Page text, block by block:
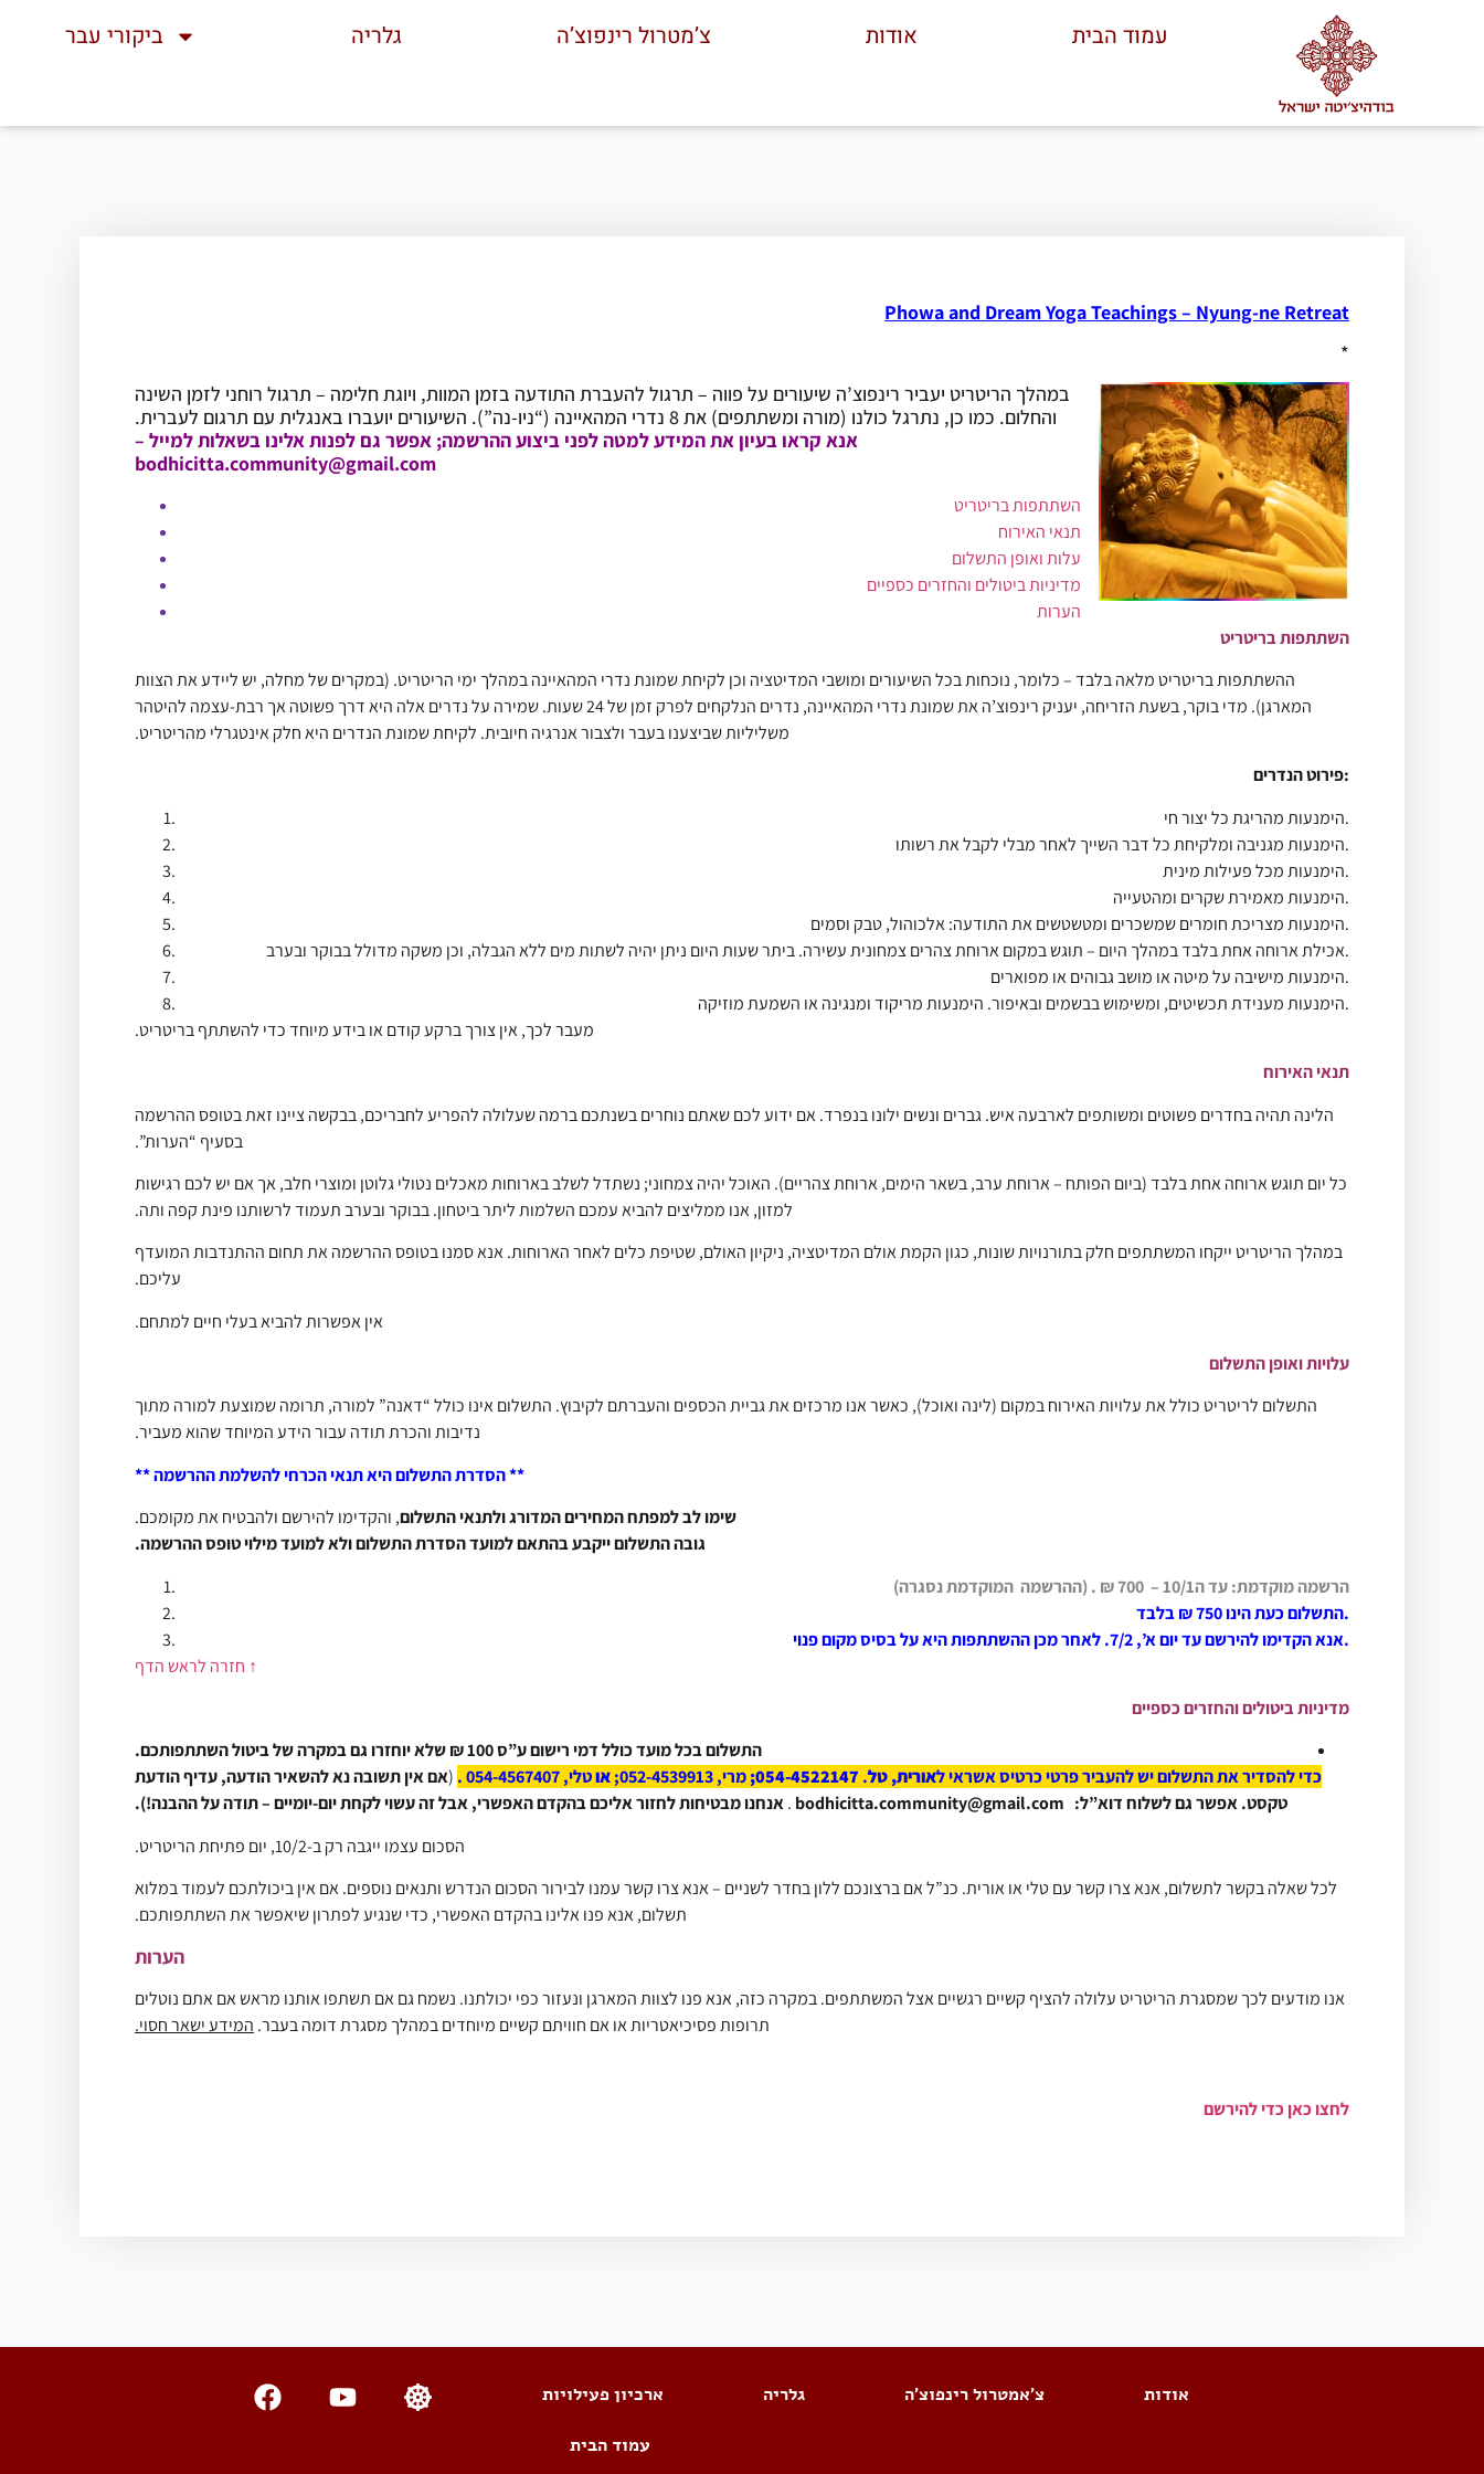
ביקורי עבר גלריה צ’מטרול רינפוצ’ה אודות עמוד הבית
Phowa and Dream Yoga Teachings – Nyung-ne Retreat
*
במהלך הריטריט יעביר רינפוצ’ה שיעורים על פווה – תרגול להעברת התודעה בזמן המוות, ויוגת חלימה – תרגול רוחני לזמן השינה
והחלום. כמו כן, נתרגל כולנו (מורה ומשתתפים) את 8 נדרי המהאיינה (“ניו-נה”). השיעורים יועברו באנגלית עם תרגום לעברית.
אנא קראו בעיון את המידע למטה לפני ביצוע ההרשמה; אפשר גם לפנות אלינו בשאלות למייל –
bodhicitta.community@gmail.com
השתתפות בריטריט
תנאי האירוח
עלות ואופן התשלום
מדיניות ביטולים והחזרים כספיים
הערות
השתתפות בריטריט
ההשתתפות בריטריט מלאה בלבד – כלומר, נוכחות בכל השיעורים ומושבי המדיטציה וכן לקיחת שמונת נדרי המהאיינה במהלך ימי הריטריט. (במקרים של מחלה, יש ליידע את הצוות
המארגן). מדי בוקר, בשעת הזריחה, יעניק רינפוצ’ה את שמונת נדרי המהאיינה, נדרים הנלקחים לפרק זמן של 24 שעות. שמירה על נדרים אלה היא דרך פשוטה אך רבת-עצמה להיטהר
משליליות שביצענו בעבר ולצבור אנרגיה חיובית. לקיחת שמונת הנדרים היא חלק אינטגרלי מהריטריט.
פירוט הנדרים:
הימנעות מהריגת כל יצור חי.
הימנעות מגניבה ומלקיחת כל דבר השייך לאחר מבלי לקבל את רשותו.
הימנעות מכל פעילות מינית.
הימנעות מאמירת שקרים ומהטעייה.
הימנעות מצריכת חומרים שמשכרים ומטשטשים את התודעה: אלכוהול, טבק וסמים.
אכילת ארוחה אחת בלבד במהלך היום – תוגש במקום ארוחת צהרים צמחונית עשירה. ביתר שעות היום ניתן יהיה לשתות מים ללא הגבלה, וכן משקה מדולל בבוקר ובערב.
הימנעות מישיבה על מיטה או מושב גבוהים או מפוארים.
הימנעות מענידת תכשיטים, ומשימוש בבשמים ובאיפור. הימנעות מריקוד ומנגינה או השמעת מוזיקה.
מעבר לכך, אין צורך ברקע קודם או בידע מיוחד כדי להשתתף בריטריט.
תנאי האירוח
הלינה תהיה בחדרים פשוטים ומשותפים לארבעה איש. גברים ונשים ילונו בנפרד. אם ידוע לכם שאתם נוחרים בשנתכם ברמה שעלולה להפריע לחבריכם, בבקשה ציינו זאת בטופס ההרשמה
בסעיף “הערות”.
כל יום תוגש ארוחה אחת בלבד (ביום הפותח – ארוחת ערב, בשאר הימים, ארוחת צהריים). האוכל יהיה צמחוני; נשתדל לשלב בארוחות מאכלים נטולי גלוטן ומוצרי חלב, אך אם יש לכם רגישות
למזון, אנו ממליצים להביא עמכם השלמות ליתר ביטחון. בבוקר ובערב תעמוד לרשותנו פינת קפה ותה.
במהלך הריטריט ייקחו המשתתפים חלק בתורנויות שונות, כגון הקמת אולם המדיטציה, ניקיון האולם, שטיפת כלים לאחר הארוחות. אנא סמנו בטופס ההרשמה את תחום ההתנדבות המועדף
עליכם.
אין אפשרות להביא בעלי חיים למתחם.
עלויות ואופן התשלום
התשלום לריטריט כולל את עלויות האירוח במקום (לינה ואוכל), כאשר אנו מרכזים את גביית הכספים והעברתם לקיבוץ. התשלום אינו כולל “דאנה” למורה, תרומה שמוצעת למורה מתוך
נדיבות והכרת תודה עבור הידע המיוחד שהוא מעביר.
** הסדרת התשלום היא תנאי הכרחי להשלמת ההרשמה **
שימו לב למפתח המחירים המדורג ולתנאי התשלום, והקדימו להירשם ולהבטיח את מקומכם.
גובה התשלום ייקבע בהתאם למועד הסדרת התשלום ולא למועד מילוי טופס ההרשמה.
הרשמה מוקדמת: עד ה10/1 – 700 ₪ . (ההרשמה המוקדמת נסגרה)
התשלום כעת הינו 750 ₪ בלבד.
אנא הקדימו להירשם עד יום א’, 7/2. לאחר מכן ההשתתפות היא על בסיס מקום פנוי.
↑ חזרה לראש הדף
מדיניות ביטולים והחזרים כספיים
התשלום בכל מועד כולל דמי רישום ע”ס 100 ₪ שלא יוחזרו גם במקרה של ביטול השתתפותכם.
כדי להסדיר את התשלום יש להעביר פרטי כרטיס אשראי לאורית, טל.
054-4522147; מרי, 052-4539913; אוטלי, 054-4567407 .
(אם אין תשובה נא להשאיר הודעה, עדיף הודעת
טקסט. אפשר גם לשלוח דוא”ל: bodhicitta.community@gmail.com
.אנחנו מבטיחות לחזור אליכם בהקדם האפשרי, אבל זה עשוי לקחת יום-יומיים – תודה על ההבנה!).
הסכום עצמו ייגבה רק ב-10/2, יום פתיחת הריטריט.
לכל שאלה בקשר לתשלום, אנא צרו קשר עם טלי או אורית. כנ”ל אם ברצונכם ללון בחדר לשניים – אנא צרו קשר עמנו לבירור הסכום הנדרש ותנאים נוספים. אם אין ביכולתכם לעמוד במלוא
תשלום, אנא פנו אלינו בהקדם האפשרי, כדי שנגיע לפתרון שיאפשר את השתתפותכם.
הערות
אנו מודעים לכך שמסגרת הריטריט עלולה להציף קשיים רגשיים אצל המשתתפים. במקרה כזה, אנא פנו לצוות המארגן ונעזור כפי יכולתנו. נשמח גם אם תשתפו אותנו מראש אם אתם נוטלים
תרופות פסיכיאטריות או אם חוויתם קשיים מיוחדים במהלך מסגרת דומה בעבר. המידע ישאר חסוי.
לחצו כאן כדי להירשם
ארכיון פעילויות גלריה צ׳אמטרול רינפוצ׳ה אודות
עמוד הבית